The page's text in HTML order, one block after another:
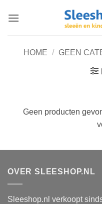
naar
HOME / GEEN
Geen producten
OVER SLEESHOP.NL
Sleeshop.nl verkoopt